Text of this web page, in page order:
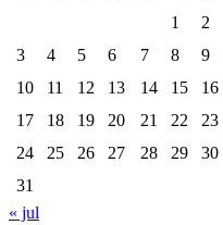
1
2
3
4 5 6 7 8
9
10
11 12 13 14 15
16
17
18 19 20 21 22
23
24
25 26 27 28 29
30
31
« jul